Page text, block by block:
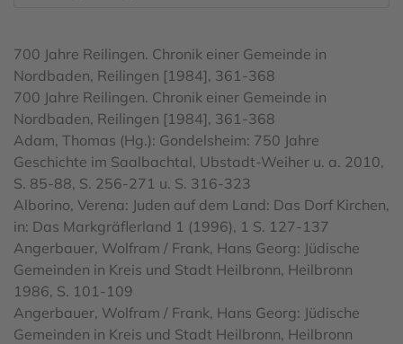
700 Jahre Reilingen. Chronik einer Gemeinde in
Nordbaden, Reilingen [1984], 361-368
700 Jahre Reilingen. Chronik einer Gemeinde in
Nordbaden, Reilingen [1984], 361-368
Adam, Thomas (Hg.): Gondelsheim: 750 Jahre
Geschichte im Saalbachtal, Ubstadt-Weiher u. a. 2010,
S. 85-88, S. 256-271 u. S. 316-323
Alborino, Verena: Juden auf dem Land: Das Dorf Kirchen,
in: Das Markgräflerland 1 (1996), 1 S. 127-137
Angerbauer, Wolfram / Frank, Hans Georg: Jüdische
Gemeinden in Kreis und Stadt Heilbronn, Heilbronn
1986, S. 101-109
Angerbauer, Wolfram / Frank, Hans Georg: Jüdische
Gemeinden in Kreis und Stadt Heilbronn, Heilbronn